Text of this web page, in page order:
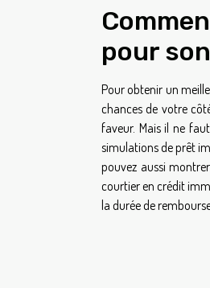
pour
Pour obtenir un
chances de votre
faveur. Mais il ne
simulations de prêt
pouvez aussi
courtier en crédit
la durée de